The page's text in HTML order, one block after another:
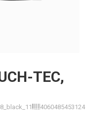
TEC,
4060485453124